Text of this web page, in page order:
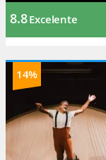
8.8Excelente
14%